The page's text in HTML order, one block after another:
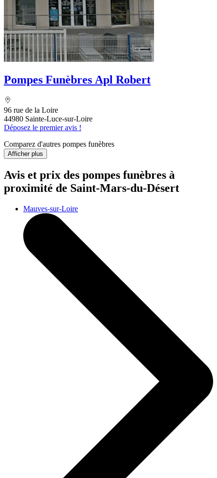
Pompes Funèbres Apl Robert
96 rue de la Loire
44980 Sainte-Luce-sur-Loire
Déposez le premier avis !
Comparez d'autres pompes funèbres
Afficher plus
Avis et prix des pompes funèbres à
proximité de Saint-Mars-du-Désert
Mauves-sur-Loire